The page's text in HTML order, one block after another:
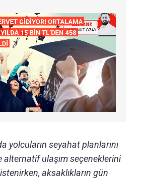
yolcuların seyahat planlarını
alternatif ulaşım seçeneklerini
aksaklıkların gün